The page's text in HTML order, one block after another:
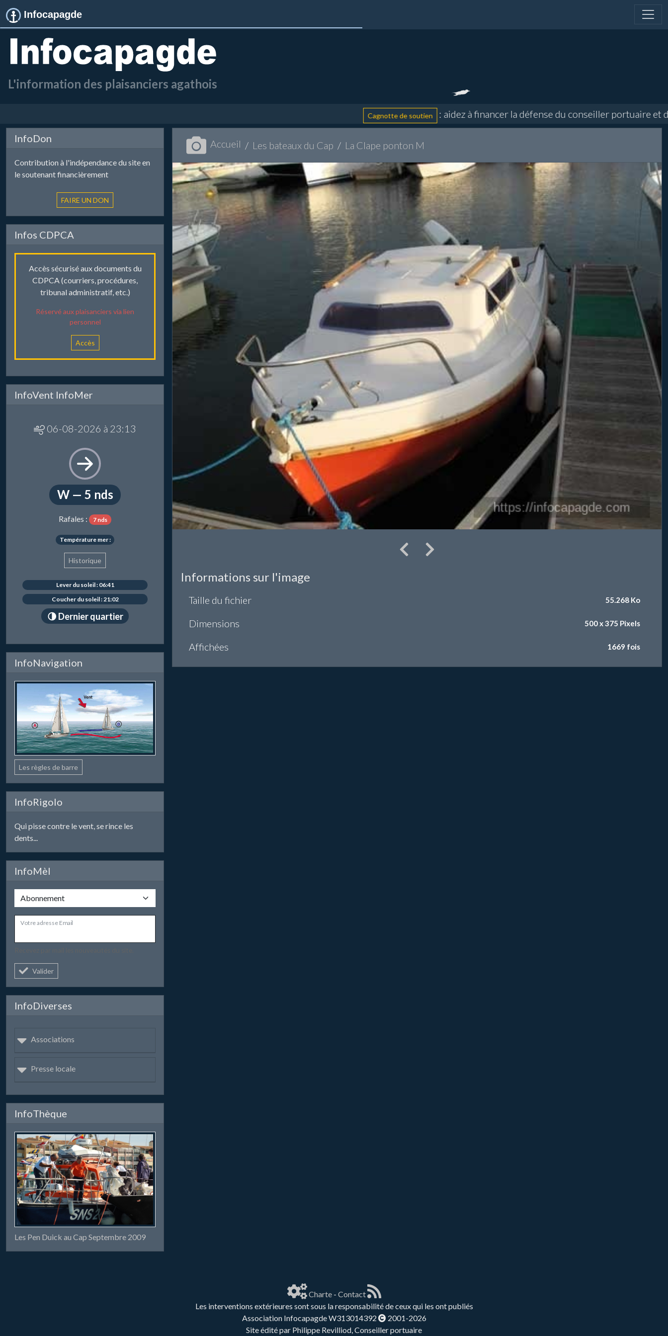
Infocapagde
L'information des plaisanciers agathois
Cagnotte de soutien : aidez à financer la défense du conseiller portuaire et
InfoDon
Contribution à l'indépendance du site en
le soutenant financièrement
Infos CDPCA
Accès sécurisé aux documents du
CDPCA (courriers, procédures,
tribunal administratif, etc.)
Réservé aux plaisanciers via lien
personnel
Accès
InfoVent InfoMer
06-08-2026 à 23:13
W — 5 nds
Rafales : 7 nds
Température mer :
Historique
Lever du soleil : 06:41
Coucher du soleil : 21:02
🌗 Dernier quartier
InfoNavigation
Les règles de barre
InfoRigolo
Qui pisse contre le vent, se rince les
dents...
InfoMèl
Votre adresse Email
Valider
InfoDiverses
Associations
Presse locale
InfoThèque
Les Pen Duick au Cap Septembre 2009
Accueil Les bateaux du Cap La Clape ponton M
Informations sur l'image
Taille du fichier 55.268 Ko
Dimensions 500 x 375 Pixels
Affichées 1669 fois
Charte- Contact
Les interventions extérieures sont sous la responsabilité de ceux qui les ont publiés
Association Infocapagde W313014392
2001-2026
Site édité par Philippe Revilliod, Conseiller portuaire